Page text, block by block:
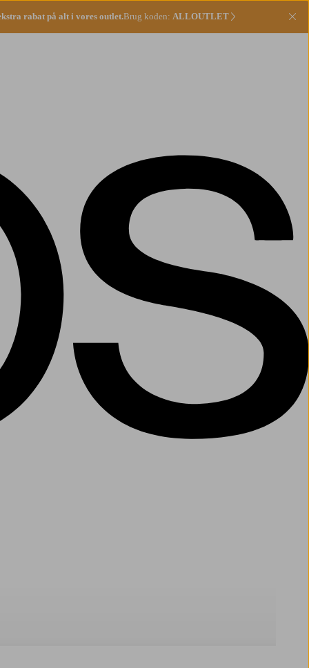
rabat på alt i vores outlet.Brug koden: ALLOUTLET